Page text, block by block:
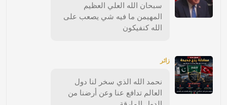
سبحان الله العلي العظيم
المهيمن ما فيه شي يصعب على
الله كنفيكون
زائر
نحمد الله الذي سخر لنا دول
العالم تدافع عنا وعن أرضنا من